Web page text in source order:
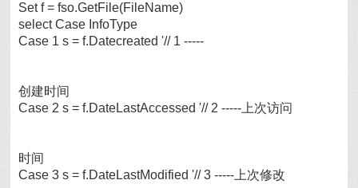
Set f = fso.GetFile(FileName)
select Case InfoType
Case 1 s = f.Datecreated '// 1 -----
创建时间
Case 2 s = f.DateLastAccessed '// 2 -----上次访问
时间
Case 3 s = f.DateLastModified '// 3 -----上次修改